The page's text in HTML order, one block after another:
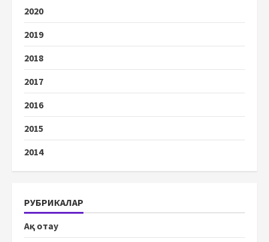
2020
2019
2018
2017
2016
2015
2014
РУБРИКАЛАР
Ақ отау